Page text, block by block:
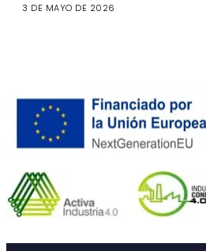
3 DE MAYO DE 2026